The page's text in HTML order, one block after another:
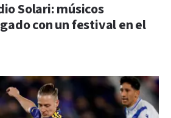
Solari: músicos
con un festival en el